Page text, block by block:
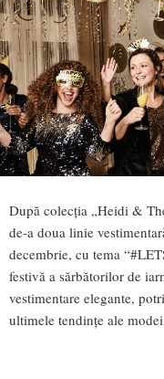
După colecția „Heidi &
de-a doua linie
decembrie, cu tema
festivă a sărbătorilor de
vestimentare elegante,
ultimele tendințe ale